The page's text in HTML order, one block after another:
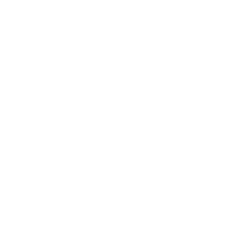
audítorskej činnosti preverujem
z najrôznejších oblasti hospodárstva. To ma